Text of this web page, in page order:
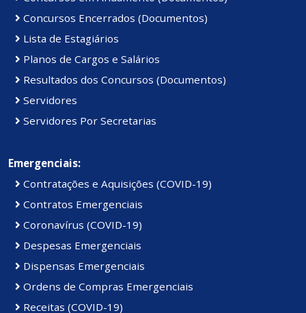
Concursos Encerrados (Documentos)
Lista de Estagiários
Planos de Cargos e Salários
Resultados dos Concursos (Documentos)
Servidores
Servidores Por Secretarias
Emergenciais:
Contratações e Aquisições (COVID-19)
Contratos Emergenciais
Coronavírus (COVID-19)
Despesas Emergenciais
Dispensas Emergenciais
Ordens de Compras Emergenciais
Receitas (COVID-19)